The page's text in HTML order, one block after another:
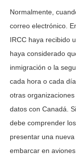
Normalmente,
correo electrónico.
IRCC haya recibido
haya considerado
inmigración o la
cada hora o cada
otras
datos con Canadá.
debe comprender
presentar una
embarcar en